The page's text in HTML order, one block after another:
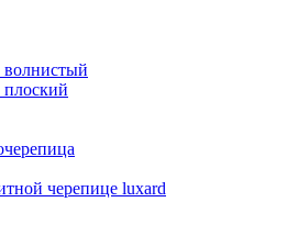
черепице luxard